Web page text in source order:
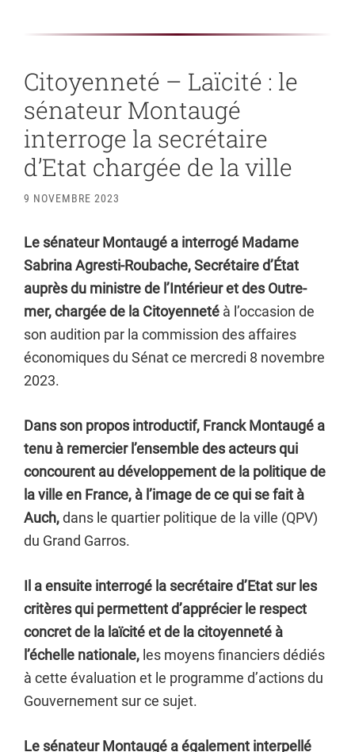
Citoyenneté – Laïcité : le
sénateur Montaugé
interroge la secrétaire
d’Etat chargée de la ville
9 NOVEMBRE 2023
Le sénateur Montaugé a interrogé Madame
Sabrina Agresti-Roubache, Secrétaire d’État
auprès du ministre de l’Intérieur et des Outre-
mer, chargée de la Citoyenneté à l’occasion de
son audition par la commission des affaires
économiques du Sénat ce mercredi 8 novembre
2023.
Dans son propos introductif, Franck Montaugé a
tenu à remercier l’ensemble des acteurs qui
concourent au développement de la politique de
la ville en France, à l’image de ce qui se fait à
Auch,dans le quartier politique de la ville (QPV)
du Grand Garros.
Il a ensuite interrogé la secrétaire d’Etat sur les
critères qui permettent d’apprécier le respect
concret de la laïcité et de la citoyenneté à
l’échelle nationale, les moyens financiers dédiés
à cette évaluation et le programme d’actions du
Gouvernement sur ce sujet.
Le sénateur Montaugé a également interpellé